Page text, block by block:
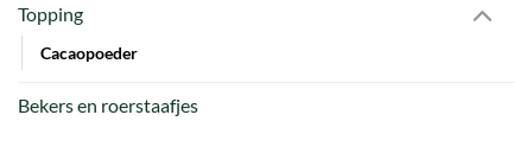
Topping
Cacaopoeder
Bekers en roerstaafjes